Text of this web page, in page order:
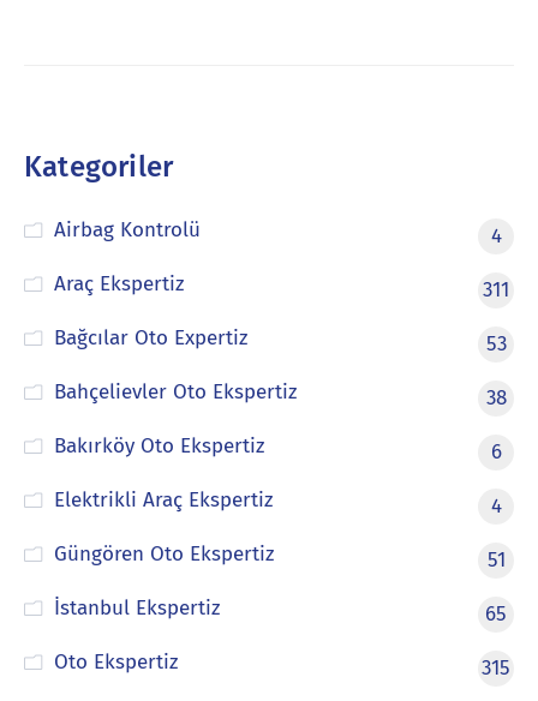
Kategoriler
Airbag Kontrolü
4
Araç Ekspertiz
311
Bağcılar Oto Expertiz
53
Bahçelievler Oto Ekspertiz
38
Bakırköy Oto Ekspertiz
6
Elektrikli Araç Ekspertiz
4
Güngören Oto Ekspertiz
51
İstanbul Ekspertiz
65
Oto Ekspertiz
315